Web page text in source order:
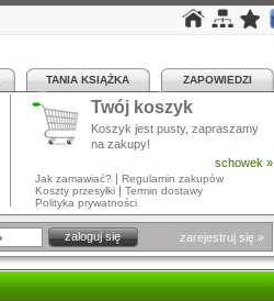
TANIA KSIĄŻKA ZAPOWIEDZI
Twój koszyk
Koszyk jest pusty, zapraszamy
na zakupy!
schowek »
Jak zamawiać? | Regulamin zakupów
Koszty przesyłki | Termin dostawy
Polityka prywatności
zarejestruj się »